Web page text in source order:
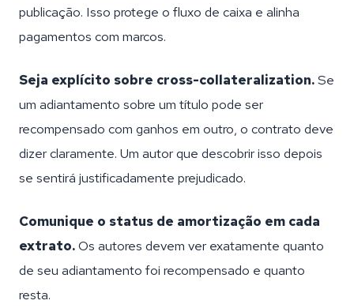
publicação. Isso protege o fluxo de caixa e alinha
pagamentos com marcos.
Seja explícito sobre cross-collateralization.Se
um adiantamento sobre um título pode ser
recompensado com ganhos em outro, o contrato deve
dizer claramente. Um autor que descobrir isso depois
se sentirá justificadamente prejudicado.
Comunique o status de amortização em cada
extrato.Os autores devem ver exatamente quanto
de seu adiantamento foi recompensado e quanto
resta.